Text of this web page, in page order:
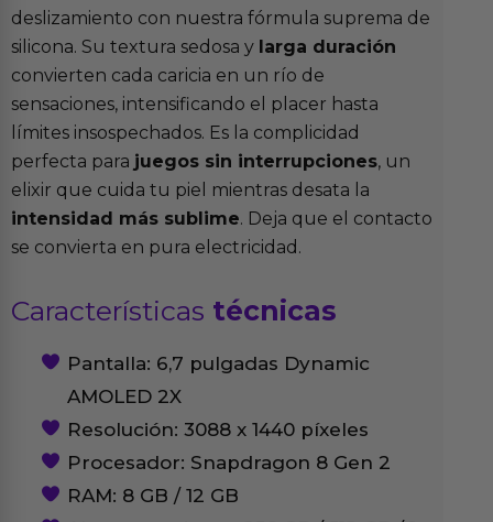
deslizamiento con nuestra fórmula suprema de
silicona. Su textura sedosa y larga duración
convierten cada caricia en un río de
sensaciones, intensificando el placer hasta
límites insospechados. Es la complicidad
perfecta para juegos sin interrupciones, un
elixir que cuida tu piel mientras desata la
intensidad más sublime. Deja que el contacto
se convierta en pura electricidad.
Características técnicas
Pantalla: 6,7 pulgadas Dynamic
AMOLED 2X
Resolución: 3088 x 1440 píxeles
Procesador: Snapdragon 8 Gen 2
RAM: 8 GB / 12 GB